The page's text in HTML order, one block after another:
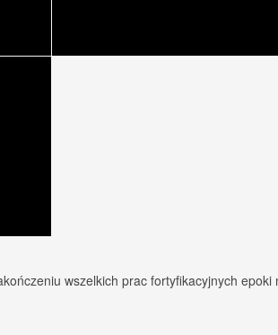
wszelkich prac fortyfikacyjnych epoki